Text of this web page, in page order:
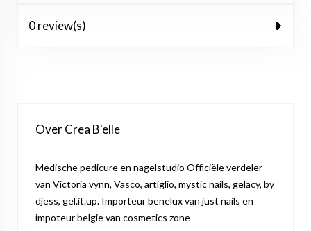
0 review(s)
Over Crea B'elle
Medische pedicure en nagelstudio Officiële verdeler
van Victoria vynn, Vasco, artiglio, mystic nails, gelacy, by
djess, gel.it.up. Importeur benelux van just nails en
impoteur belgie van cosmetics zone